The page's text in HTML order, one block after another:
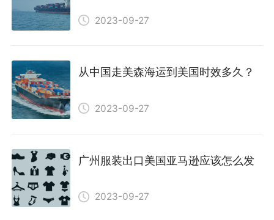
2023-09-27
从中国走美森海运到美国时效多久？
2023-09-27
广州服装出口美国亚马逊应该怎么发
2023-09-27